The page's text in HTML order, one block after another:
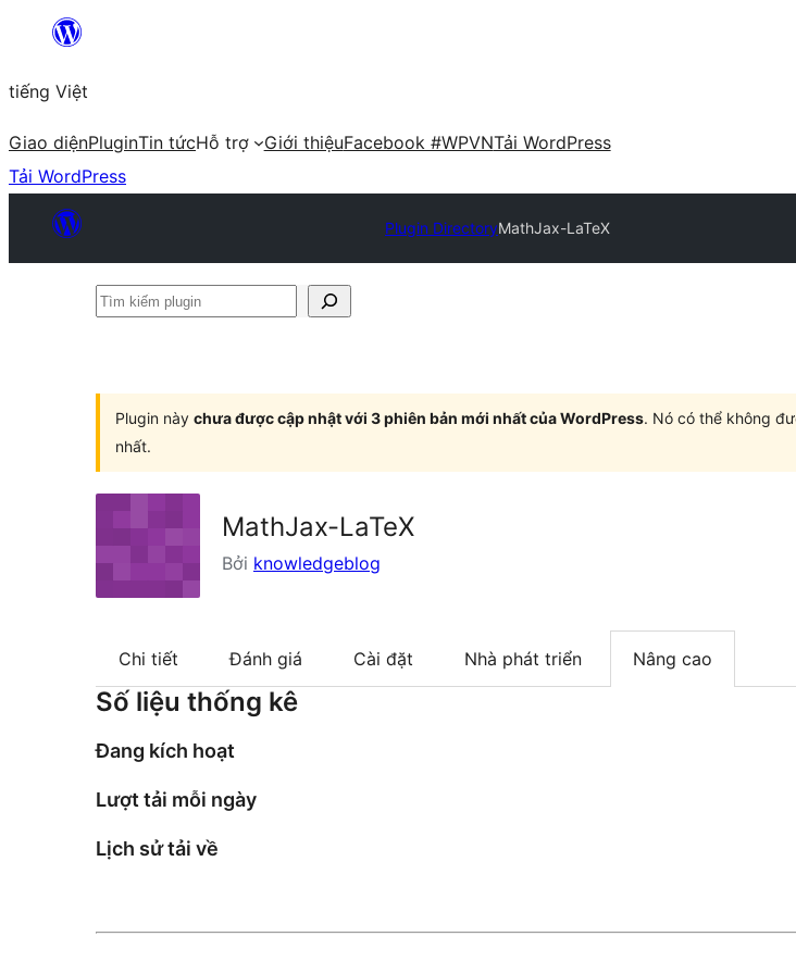
Chuyển
phần
nội
dung
tiếng Việt
Giao diệnPluginTin tứcHỗ trợ Giới thiệuFacebook #WPVNTải WordPress
Tải WordPress
Plugin DirectoryMathJax-LaTeX
Tìm
Plugin này chưa được cập nhật với 3 phiên bản mới nhất của WordPress. Nó có thể không
nhất.
MathJax-LaTeX
Bởi knowledgeblog
Chi tiết Đánh giá Cài đặt Nhà phát triển Nâng cao
Số liệu thống kê
Đang kích hoạt
Lượt tải mỗi ngày
Lịch sử tải về